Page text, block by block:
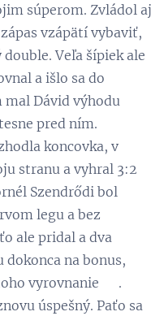
súperom. Zvládol aj
vzápätí vybaviť,
Veľa šípiek ale
a išlo sa do
mal Dávid výhodu
pred ním.
koncovka, v
stranu a vyhral 3:2
Szendrődi bol
legu a bez
ale pridal a dva
dokonca na bonus,
vyrovnanie 😉.
úspešný. Paťo sa